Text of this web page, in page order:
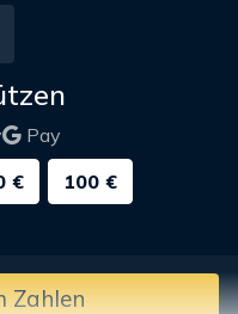
Pay
€ 100 €
Zahlen